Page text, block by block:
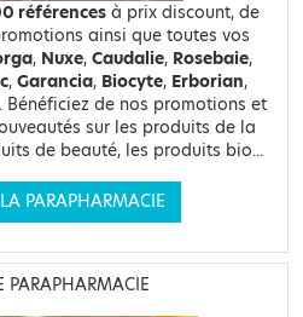
références à prix discount, de
ainsi que toutes vos
, Nuxe, Caudalie, Rosebaie,
, Garancia, Biocyte, Erborian,
Bénéficiez de nos promotions et
sur les produits de la
de beauté, les produits bio...
PARAPHARMACIE
PARAPHARMACIE